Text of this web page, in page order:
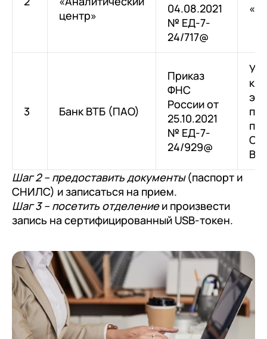
центр»
04.08.2021
№ ЕД-7-
24/717@
3 Банк ВТБ (ПАО)
Приказ
ФНС
России от
25.10.2021
№ ЕД-7-
24/929@
Шаг 2 – предоставить документы(паспорт и
СНИЛС) и записаться на прием.
Шаг 3 – посетить отделениеи произвести
запись на сертифицированный USB-токен.
Номер телефона
Отправить
Я даю согласие на обработкуПерсональных
Конфиденциальности
Номер телефона
Я даю согласие на обработкуПерсональных
данныхв соответствии с Политикой
Номер телефона
Отправить
Я даю согласие на обработкуПерсональных
Политикой
Конфиденциальности
Перейти в корзину
Продолжить покупки